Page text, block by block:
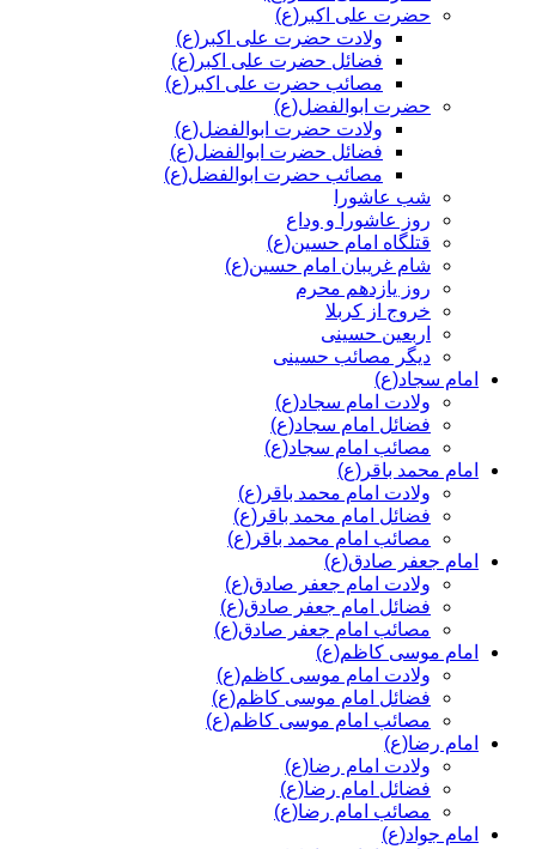
حضرت علی اکبر(ع)
ولادت حضرت علی اکبر(ع)
فضائل حضرت علی اکبر(ع)
مصائب حضرت علی اکبر(ع)
حضرت ابوالفضل(ع)
ولادت حضرت ابوالفضل(ع)
فضائل حضرت ابوالفضل(ع)
مصائب حضرت ابوالفضل(ع)
شب عاشورا
روز عاشورا و وداع
قتلگاه امام حسین(ع)
شام غریبان امام حسین(ع)
روز یازدهم محرم
خروج از کربلا
اربعین حسینی
دیگر مصائب حسینی
امام سجاد(ع)
ولادت امام سجاد(ع)
فضائل امام سجاد(ع)
مصائب امام سجاد(ع)
امام محمد باقر(ع)
ولادت امام محمد باقر(ع)
فضائل امام محمد باقر(ع)
مصائب امام محمد باقر(ع)
امام جعفر صادق(ع)
ولادت امام جعفر صادق(ع)
فضائل امام جعفر صادق(ع)
مصائب امام جعفر صادق(ع)
امام موسی کاظم(ع)
ولادت امام موسی کاظم(ع)
فضائل امام موسی کاظم(ع)
مصائب امام موسی کاظم(ع)
امام رضا(ع)
ولادت امام رضا(ع)
فضائل امام رضا(ع)
مصائب امام رضا(ع)
امام جواد(ع)